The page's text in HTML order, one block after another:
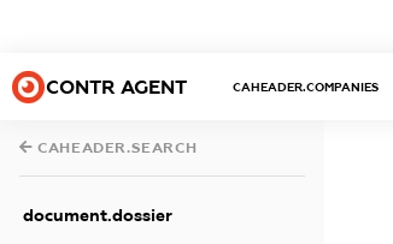
CONTR AGENT CAHEADER.COMPANIES
CAHEADER.SEARCH
document.dossier